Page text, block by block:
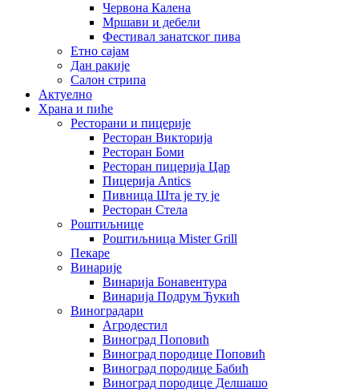
Червона Калена
Мршави и дебели
Фестивал занатског пива
Етно сајам
Дан ракије
Салон стрипа
Актуелно
Храна и пиће
Ресторани и пицерије
Ресторан Викторија
Ресторан Боми
Ресторан пицерија Цар
Пицерија Аntics
Пивница Шта је ту је
Ресторан Стела
Роштиљнице
Роштиљница Mister Grill
Пекаре
Винарије
Винарија Бонавентура
Винарија Подрум Ђукић
Виноградари
Агродестил
Виноград Поповић
Виноград породице Поповић
Виноград породице Бабић
Виноград породице Делшашо